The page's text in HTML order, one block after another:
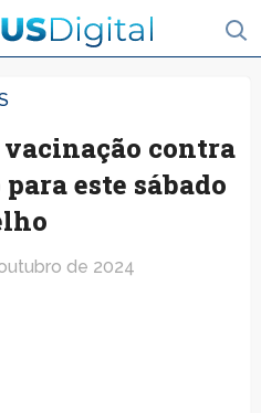
contra
este sábado
de 2024